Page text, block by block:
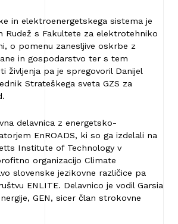
in elektroenergetskega sistema je
Rudež s Fakultete za elektrotehniko
o pomenu zanesljive oskrbe z
in gospodarstvo ter s tem
življenja pa je spregovoril Danijel
Strateškega sveta GZS za
delavnica z energetsko-
EnROADS, ki so ga izdelali na
Institute of Technology v
organizacijo Climate
slovenske jezikovne različice pa
ENLITE. Delavnico je vodil Garsia
GEN, sicer član strokovne